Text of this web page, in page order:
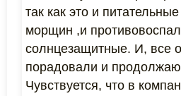
так как это и
морщин ,и
солнцезащитные. И, все
порадовали и
Чувствуется, что в